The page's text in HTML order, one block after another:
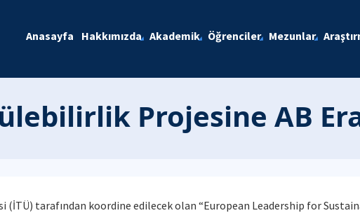
Anasayfa Hakkımızda Akademik Öğrenciler Mezunlar
Projesine AB
(İTÜ) tarafından koordine edilecek olan “European Leadership for